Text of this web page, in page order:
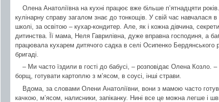
Олена Анатоліївна на кухні працює вже більше п’ятнадцяти
кулінарну справу загалом знає до тонкощів. У свій час навчалася в
школі, за освітою – кухар-кондитер. Але, як і кожна дівчина,
дитинства. Її мама, Неля Гаврилівна, дуже вправна господиня, а
працювала кухарем дитячого садка в селі Осипенко Бердянського
бригаді.
– Ми часто їздили в гості до бабусі, – розповідає Олена Козло.
борщ, готувати картоплю з м’ясом, в соусі, інші страви.
Вдома, за словами Олени Анатоліївни, вони з мамою часто
качкою, м’ясом, налисники, запіканку. Нині все це можна легше і